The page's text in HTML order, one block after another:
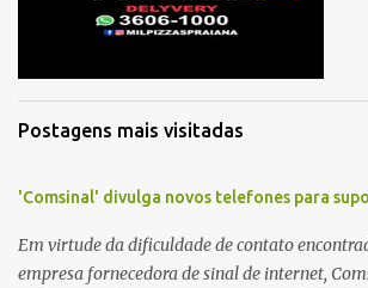
s
Postagens mais visitadas
'Comsinal' divulga novos telefones para
Em virtude da dificuldade de contato
empresa fornecedora de sinal de internet,